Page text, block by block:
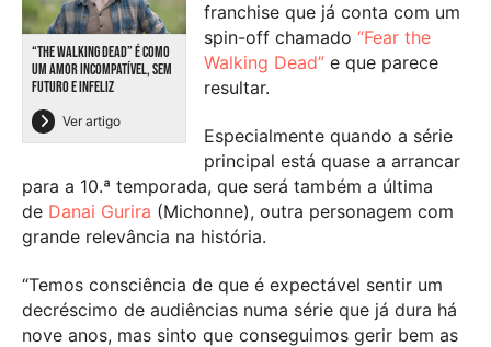
“THE WALKING DEAD” É COMO
UM AMOR INCOMPATÍVEL, SEM
FUTURO E INFELIZ
Ver artigo
franchise que já conta com um
spin-off chamado “Fear the
Walking Dead” e que parece
resultar.
Especialmente quando a série
principal está quase a arrancar
para a 10.ª temporada, que será também a última
de Danai Gurira (Michonne), outra personagem com
grande relevância na história.
“Temos consciência de que é expectável sentir um
decréscimo de audiências numa série que já dura há
nove anos, mas sinto que conseguimos gerir bem as